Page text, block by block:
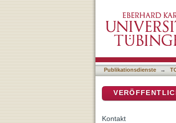
Publikationsdienste →
Kontakt